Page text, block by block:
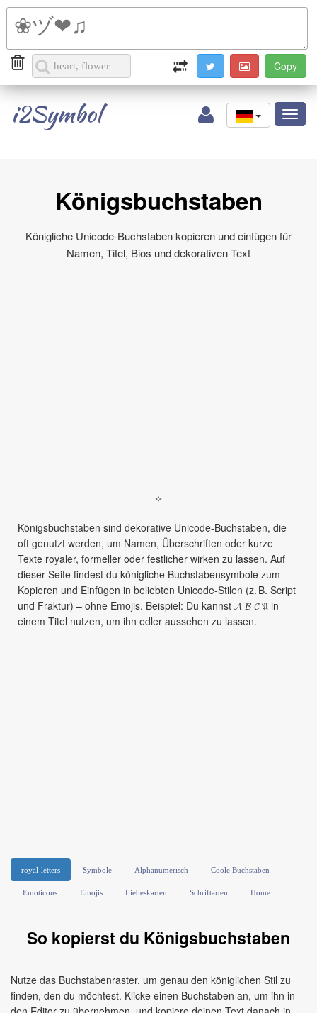
i2Symbol
Königsbuchstaben
Königliche Unicode-Buchstaben kopieren und einfügen für
Namen, Titel, Bios und dekorativen Text
✧
Königsbuchstaben sind dekorative Unicode-Buchstaben, die
oft genutzt werden, um Namen, Überschriften oder kurze
Texte royaler, formeller oder festlicher wirken zu lassen. Auf
dieser Seite findest du königliche Buchstabensymbole zum
Kopieren und Einfügen in beliebten Unicode-Stilen (z. B. Script
und Fraktur) – ohne Emojis. Beispiel: Du kannst 𝓐 𝓑 𝓒 𝔄 in
einem Titel nutzen, um ihn edler aussehen zu lassen.
royal-letters Symbole Alphanumerisch Coole Buchstaben
Emoticons Emojis Liebeskarten Schriftarten Home
So kopierst du Königsbuchstaben
Nutze das Buchstabenraster, um genau den königlichen Stil zu
finden, den du möchtest. Klicke einen Buchstaben an, um ihn in